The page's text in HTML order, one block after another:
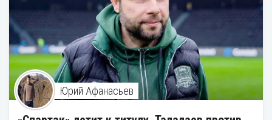
Юрий Афанасьев